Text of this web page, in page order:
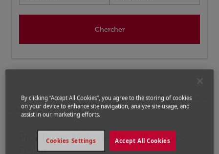
Chercher
Accueil Vols Vols pour Qatar
Vols de Bruxelles a
Doha
Prochains Vols de Bruxelles vers
Doha
Aucun tarif trouvé pour les options populaires
By clicking “Accept All Cookies”, you agree to the storing of cookies
on your device to enhance site navigation, analyze site usage, and
assist in our marketing efforts.
Accept All Cookies
Cookies Settings